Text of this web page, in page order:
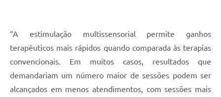
“A estimulação multissensorial permite ganhos
terapêuticos mais rápidos quando comparada às terapias
convencionais. Em muitos casos, resultados que
demandariam um número maior de sessões podem ser
alcançados em menos atendimentos, com sessões mais